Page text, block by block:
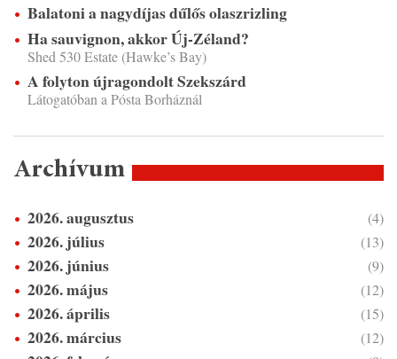
Balatoni a nagydíjas dűlős olaszrizling
Ha sauvignon, akkor Új-Zéland?
Shed 530 Estate (Hawke’s Bay)
A folyton újragondolt Szekszárd
Látogatóban a Pósta Borháznál
Archívum
2026. augusztus (4)
2026. július (13)
2026. június (9)
2026. május (12)
2026. április (15)
2026. március (12)